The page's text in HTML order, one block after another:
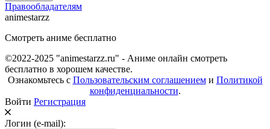
Правообладателям
animestarzz
Смотреть аниме бесплатно
©2022-2025 "animestarzz.ru" - Аниме онлайн смотреть
бесплатно в хорошем качестве.
Ознакомьтесь с Пользовательским соглашениеми Политикой
конфиденциальности.
Войти Регистрация
Логин (e-mail):